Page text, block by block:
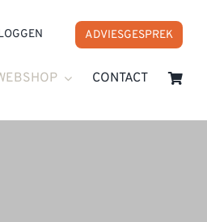
ADVIESGESPREK
CONTACT